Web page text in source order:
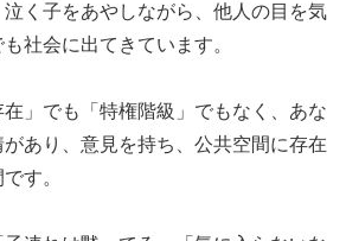
く子をあやしながら、他人の目を気
社会に出てきています。
」でも「特権階級」でもなく、あな
あり、意見を持ち、公共空間に存在
す。